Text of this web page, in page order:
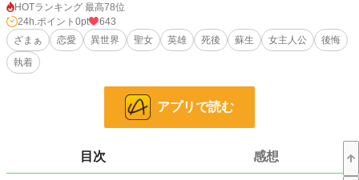
これは、死してなお利用されようとする英雄による、静かなる「復讐」と「決
別」の物語。
小説
66,374 位 / 66,374 件
HOTランキング 最高78位
24h.ポイント 0pt
643
ざまぁ
恋愛 異世界 聖女 英雄 死後 蘇生 女主人公
後悔
執着
アプリで読む
目次 感想